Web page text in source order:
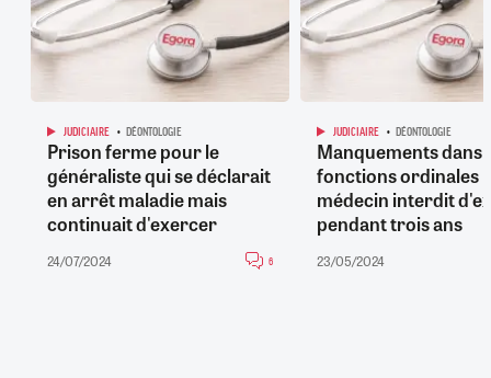
JUDICIAIRE DÉONTOLOGIE
Prison ferme pour le
généraliste qui se déclarait
en arrêt maladie mais
continuait d'exercer
24/07/2024 6
JUDICIAIRE DÉONTOLOGIE
Manquements dans
fonctions ordinales :
médecin interdit
pendant trois ans
23/05/2024